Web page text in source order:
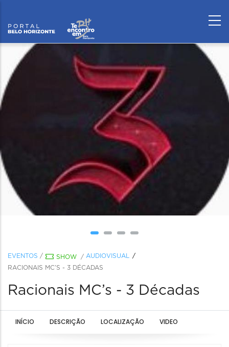
EVENTOS / SHOW / AUDIOVISUAL
RACIONAIS MC’S - 3 DÉCADAS
Racionais MC’s - 3 Décadas
INÍCIO DESCRIÇÃO LOCALIZAÇÃO VIDEO